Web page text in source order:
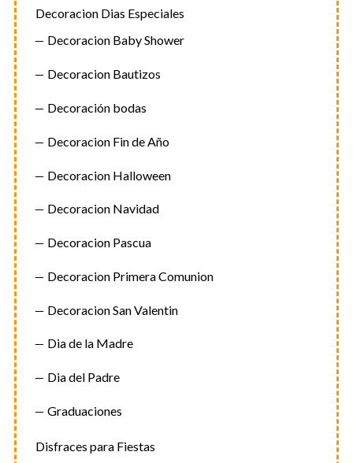
Decoracion Dias Especiales
Decoracion Baby Shower
Decoracion Bautizos
Decoración bodas
Decoracion Fin de Año
Decoracion Halloween
Decoracion Navidad
Decoracion Pascua
Decoracion Primera Comunion
Decoracion San Valentin
Dia de la Madre
Dia del Padre
Graduaciones
Disfraces para Fiestas